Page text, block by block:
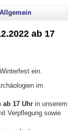
Allgemein
ab 17
ein.
im
ab 17 Uhr in unserem
Verpflegung sowie